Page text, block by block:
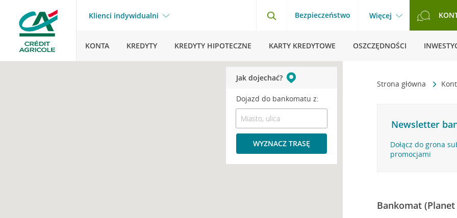
Klienci indywidualni Bezpieczeństwo Więcej
KONTA KREDYTY KREDYTY HIPOTECZNE KARTY KREDYTOWE OSZCZĘDNOŚCI
Strona główna
Newsletter
Dołącz do grona
promocjami
Bankomat (Planet
Jak dojechać?
Dojazd do bankomatu z:
WYZNACZ TRASĘ